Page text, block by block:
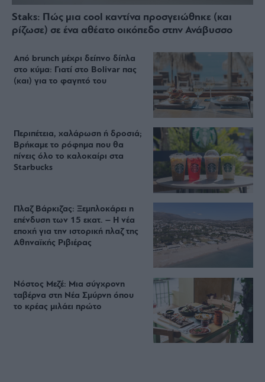
Staks: Πώς μια cool καντίνα προσγειώθηκε (και
ρίζωσε) σε ένα αθέατο οικόπεδο στην Ανάβυσσο
Από brunch μέχρι δείπνο δίπλα
στο κύμα: Γιατί στο Bolivar πας
(και) για το φαγητό του
Περιπέτεια, χαλάρωση ή δροσιά;
Βρήκαμε το ρόφημα που θα
πίνεις όλο το καλοκαίρι στα
Starbucks
Πλαζ Βάρκιζας: Ξεμπλοκάρει η
επένδυση των 15 εκατ. – Η νέα
εποχή για την ιστορική πλαζ της
Αθηναϊκής Ριβιέρας
Νόστος Μεζέ: Μια σύγχρονη
ταβέρνα στη Νέα Σμύρνη όπου
το κρέας μιλάει πρώτο